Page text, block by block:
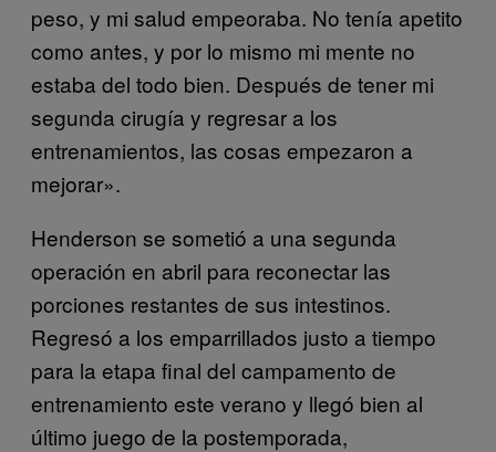
peso, y mi salud empeoraba. No tenía apetito
como antes, y por lo mismo mi mente no
estaba del todo bien. Después de tener mi
segunda cirugía y regresar a los
entrenamientos, las cosas empezaron a
mejorar».
Henderson se sometió a una segunda
operación en abril para reconectar las
porciones restantes de sus intestinos.
Regresó a los emparrillados justo a tiempo
para la etapa final del campamento de
entrenamiento este verano y llegó bien al
último juego de la postemporada,